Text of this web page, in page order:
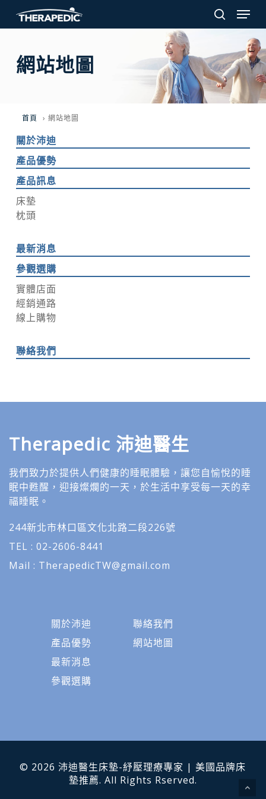
search
網站地圖
首頁 › 網站地圖
關於沛迪
產品優勢
產品訊息
床墊
枕頭
最新消息
參觀選購
實體店面
經銷通路
線上購物
聯絡我們
Therapedic 沛迪醫生
我們致力於提供人們健康的睡眠體驗，讓您自愉悅的睡
眠中甦醒，迎接燦爛的一天，於生活中享受每一天的幸
福睡眠。
244新北市林口區文化北路二段226號
TEL : 02-2606-8441
Mail : TherapedicTW@gmail.com
關於沛迪
產品優勢
最新消息
參觀選購
聯絡我們
網站地圖
© 2026 沛迪醫生床墊-紓壓理療專家 | 美國品牌床
墊推薦. All Rights Rserved.